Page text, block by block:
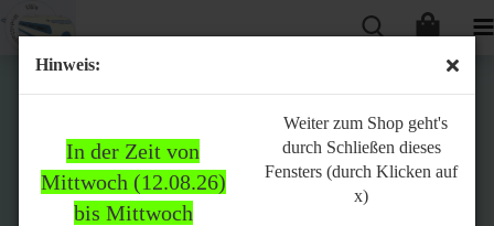
Hinweis:
In der Zeit von
Mittwoch (12.08.26)
bis Mittwoch
Weiter zum Shop geht's
durch Schließen dieses
Fensters (durch Klicken auf
x)
Bitte
beachten: